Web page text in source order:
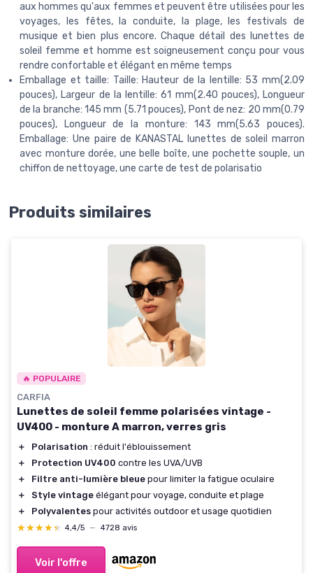
aux hommes qu'aux femmes et peuvent être utilisées pour les
voyages, les fêtes, la conduite, la plage, les festivals de
musique et bien plus encore. Chaque détail des lunettes de
soleil femme et homme est soigneusement conçu pour vous
rendre confortable et élégant en même temps
Emballage et taille: Taille: Hauteur de la lentille: 53 mm(2.09
pouces), Largeur de la lentille: 61 mm(2.40 pouces), Longueur
de la branche: 145 mm (5.71 pouces), Pont de nez: 20 mm(0.79
pouces), Longueur de la monture: 143 mm(5.63 pouces).
Emballage: Une paire de KANASTAL lunettes de soleil marron
avec monture dorée, une belle boîte, une pochette souple, un
chiffon de nettoyage, une carte de test de polarisatio
Produits similaires
🔥 POPULAIRE
CARFIA
Lunettes de soleil femme polarisées vintage -
UV400 - monture A marron, verres gris
＋ Polarisation : réduit l'éblouissement
＋
Protection UV400 contre les UVA/UVB
＋
Filtre anti-lumière bleue pour limiter la fatigue oculaire
＋
Style vintage élégant pour voyage, conduite et plage
＋
Polyvalentes pour activités outdoor et usage quotidien
★★★★★
★★★★★ 4,4/5 — 4728 avis
Voir l'offre